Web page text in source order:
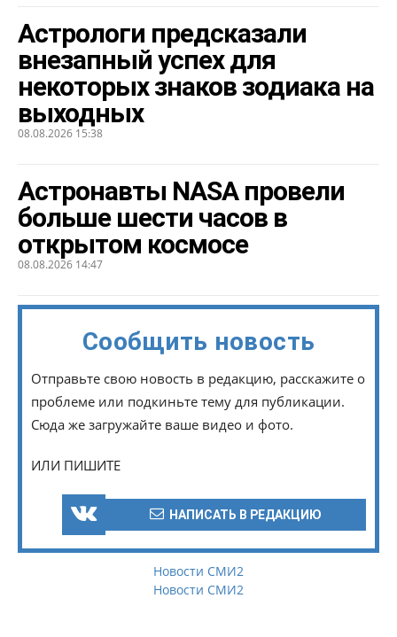
Астрологи предсказали
внезапный успех для
некоторых знаков зодиака на
выходных
08.08.2026 15:38
Астронавты NASA провели
больше шести часов в
открытом космосе
08.08.2026 14:47
Сообщить новость
Отправьте свою новость в редакцию, расскажите о
проблеме или подкиньте тему для публикации.
Сюда же загружайте ваше видео и фото.
ИЛИ ПИШИТЕ
НАПИСАТЬ В РЕДАКЦИЮ
Новости СМИ2
Новости СМИ2